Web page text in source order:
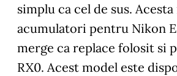
simplu ca cel de sus.
acumulatori pentru Nikon
merge ca replace folosit si
RX0. Acest model este